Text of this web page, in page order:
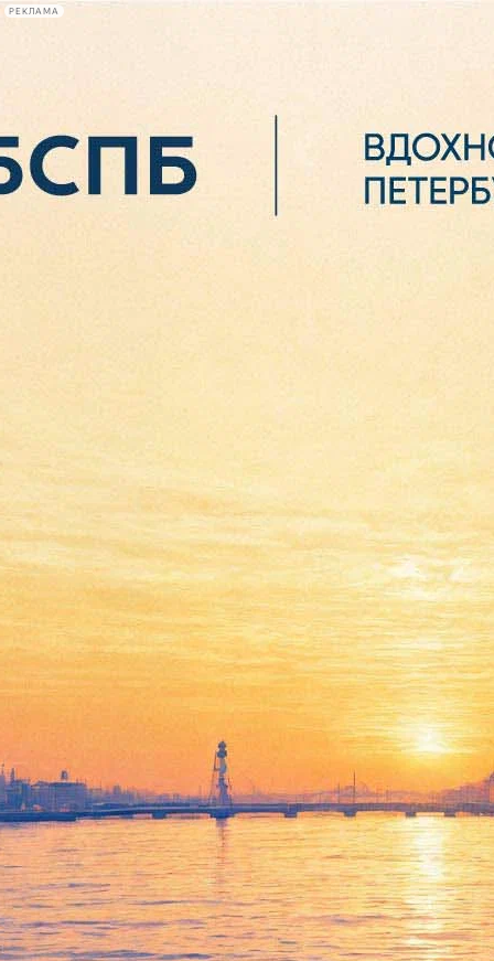
РЕКЛАМА
Сегодня:
2026.08.06
"Да кто поверит, я же
народный артист!" Киркоров
ограбил петербургский музей
в новом клипе
05 сентября 2019,
Филипп Киркоров продолжает экспериментировать. Певец
выпустил семинутный клип на свою новую песню "Лунный
гость". Действие происходит в Петербурге. По сюжету, артист
якобы снимает новый клип в музее, но на самом деле и он, и
вся группа – преступники, которые готовятся к ограблению.
Как можно понять из ролика, съемки прошли в парадных